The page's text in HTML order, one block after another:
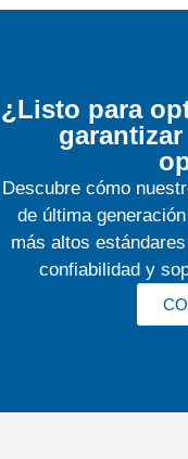
¿Listo para
Descubre cómo
de última
más altos
confiabilidad y